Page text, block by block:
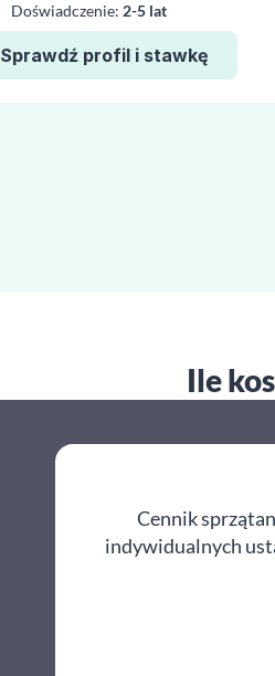
Doświadczenie: 2-5 lat
Sprawdź profil i stawkę
Ile
Cennik
indywidualnych